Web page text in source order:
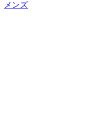
メンズ